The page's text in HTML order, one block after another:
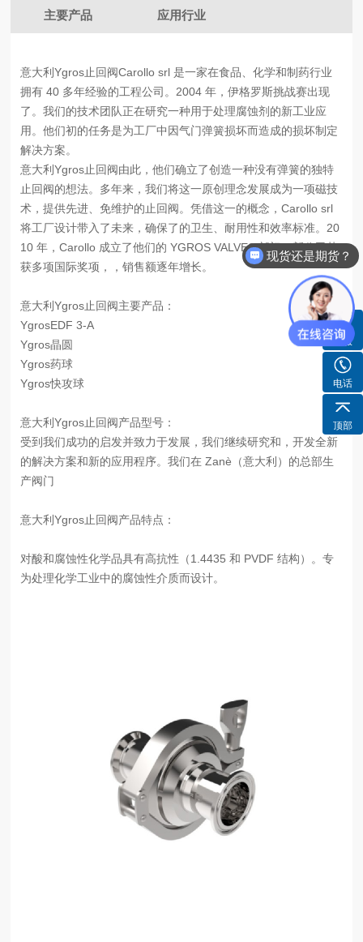
主要产品 应用行业
意大利Ygros止回阀Carollo srl 是一家在食品、化学和制药行业
拥有 40 多年经验的工程公司。2004 年，伊格罗斯挑战赛出现
了。我们的技术团队正在研究一种用于处理腐蚀剂的新工业应
用。他们初的任务是为工厂中因气门弹簧损坏而造成的损坏制定
解决方案。
意大利Ygros止回阀由此，他们确立了创造一种没有弹簧的独特
止回阀的想法。多年来，我们将这一原创理念发展成为一项磁技
术，提供先进、免维护的止回阀。凭借这一的概念，Carollo srl
将工厂设计带入了未来，确保了的卫生、耐用性和效率标准。20
10 年，Carollo 成立了他们的 YGROS VALVES 部门。新公司荣
获多项国际奖项，，销售额逐年增长。
意大利Ygros止回阀主要产品：
YgrosEDF 3-A
Ygros晶圆
Ygros药球
Ygros快攻球
意大利Ygros止回阀产品型号：
受到我们成功的启发并致力于发展，我们继续研究和，开发全新
的解决方案和新的应用程序。我们在 Zanè（意大利）的总部生
产阀门
意大利Ygros止回阀产品特点：
对酸和腐蚀性化学品具有高抗性（1.4435 和 PVDF 结构）。专
为处理化学工业中的腐蚀性介质而设计。
客服
电话
顶部
现货还是期货？